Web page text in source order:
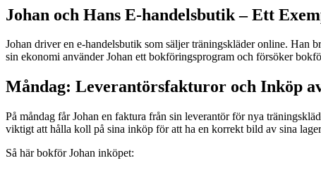
Johan och Hans E-handelsbutik – Ett
Johan driver en e-handelsbutik som säljer träningskläder online.
sin ekonomi använder Johan ett bokföringsprogram och försöker
Måndag: Leverantörsfakturor och Inköp
På måndag får Johan en faktura från sin leverantör för nya
viktigt att hålla koll på sina inköp för att ha en korrekt bild av sina
Så här bokför Johan inköpet: